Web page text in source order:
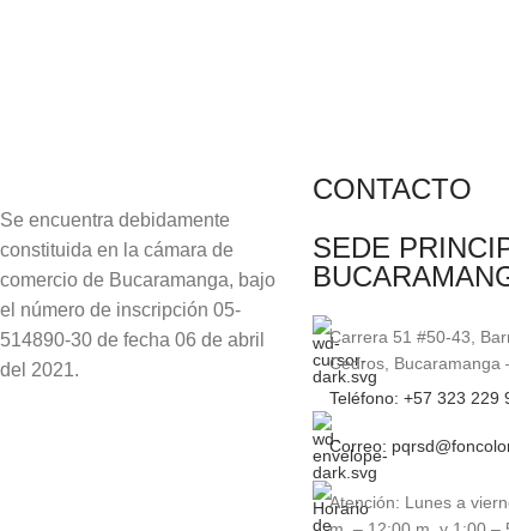
Se encuentra debidamente
constituida en la cámara de
comercio de Bucaramanga, bajo
el número de inscripción 05-
514890-30 de fecha 06 de abril
del 2021.
CONTACTO
SEDE
Carrera 51 #50-43,
Cedros, Bucaramanga
Teléfono: +57 323 229
Correo:
Atención: Lunes a